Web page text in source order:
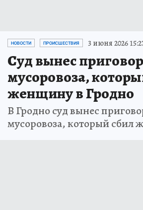
НОВОСТИ ПРОИСШЕСТВИЯ 3 июня 2026
Суд вынес
мусоровоза,
женщину в Гродно
В Гродно суд вынес
мусоровоза, который сбил